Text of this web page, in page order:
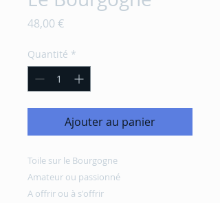
48,00 €Prix
Quantité *
Ajouter au panier
Toile sur le Bourgogne
Amateur ou passionné
A offrir ou à s'offrir